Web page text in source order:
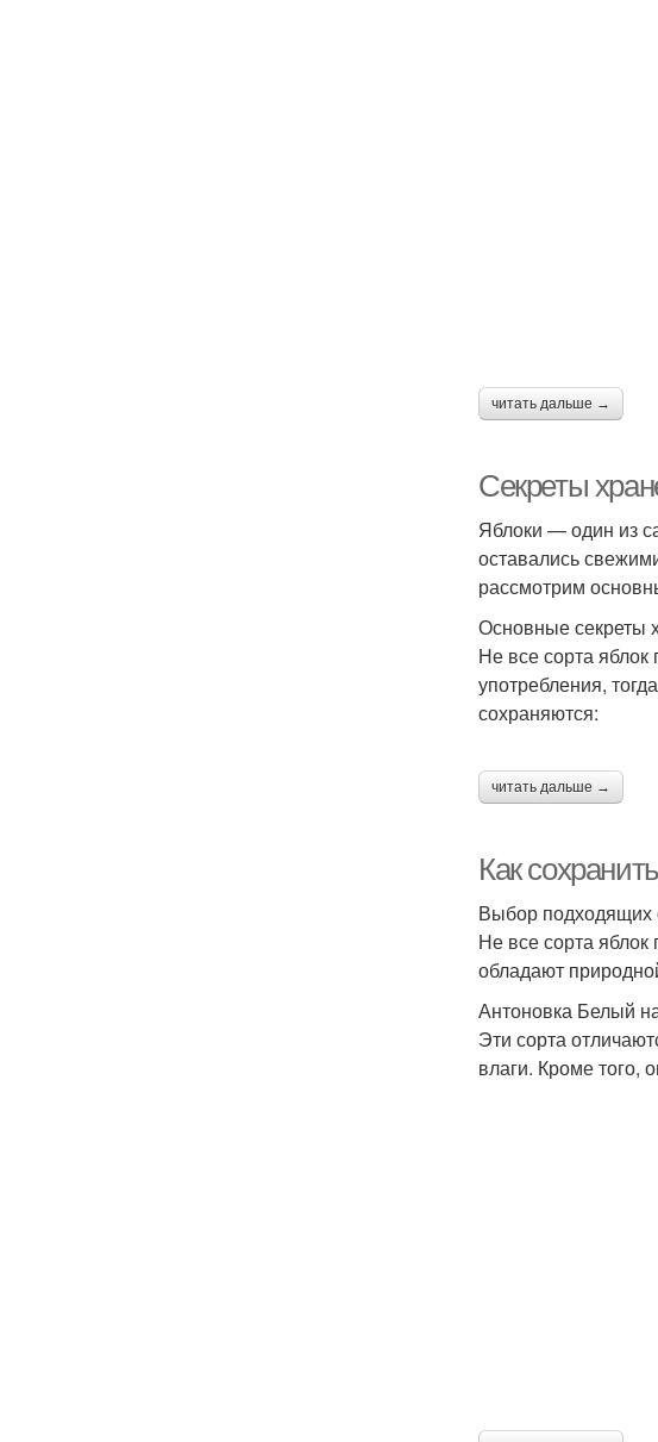
читать дальше →
Секреты
Яблоки — один из
оставались
рассмотрим
Основные секреты
Не все сорта
употребления,
сохраняются:
читать дальше →
Как
Выбор подходящих
Не все сорта яблок
обладают
Антоновка Белый
Эти сорта
влаги. Кроме того,